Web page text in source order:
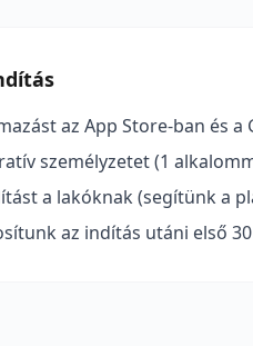
az App Store-ban és
személyzetet (1
a lakóknak (segítünk a
az indítás utáni első